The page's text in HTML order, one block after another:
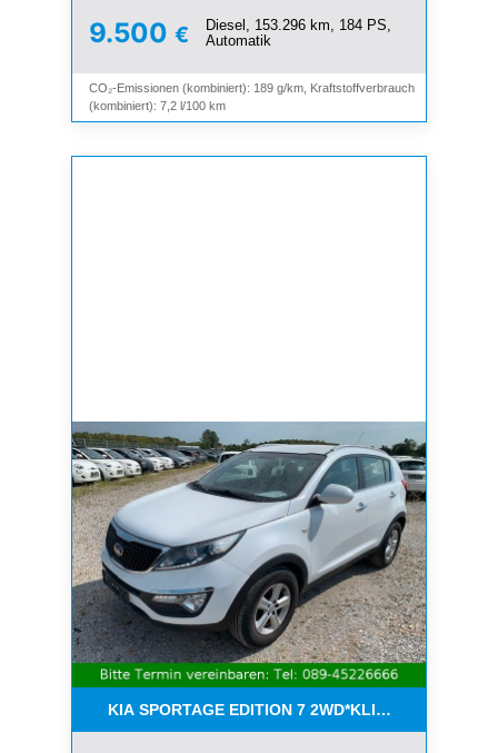
9.500 €
Diesel, 153.296 km, 184 PS,
Automatik
CO₂-Emissionen (kombiniert): 189 g/km, Kraftstoffverbrauch
(kombiniert): 7,2 l/100 km
KIA SPORTAGE EDITION 7